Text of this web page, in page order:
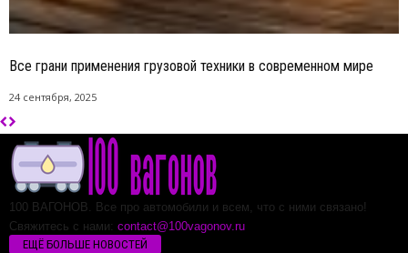
Все грани применения грузовой техники в современном мире
24 сентября, 2025
100 ВАГОНОВ. Все про автомобили и всем, что с ними связано!
Свяжитесь с нами: contact@100vagonov.ru
ЕЩЁ БОЛЬШЕ НОВОСТЕЙ